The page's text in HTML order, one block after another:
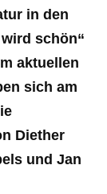
in den
schön“
aktuellen
sich am
Diether
und Jan